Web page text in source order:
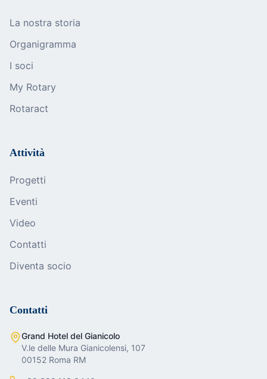
La nostra storia
Organigramma
I soci
My Rotary
Rotaract
Attività
Progetti
Eventi
Video
Contatti
Diventa socio
Contatti
Grand Hotel del Gianicolo
V.le delle Mura Gianicolensi, 107
00152 Roma RM